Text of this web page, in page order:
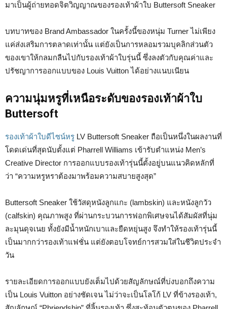
มาเป็นผู้ถ่ายทอดจิตวิญญาณของรองเท้าผ้าใบ Buttersoft Sneaker
บทบาทของ Brand Ambassador ในครั้งนี้ของหนุ่ม Turner ไม่เพียง
แค่ส่งเสริมการตลาดเท่านั้น แต่ยังเป็นการหลอมรวมบุคลิกส่วนตัว
ของเขาให้กลมกลืนไปกับรองเท้าผ้าใบรุ่นนี้ ซึ่งลงตัวกับคุณค่าและ
ปรัชญาการออกแบบของ Louis Vuitton ได้อย่างแนบเนียน
ความนุ่มหรูที่เหนือระดับของรองเท้าผ้าใบ
Buttersoft
รองเท้าผ้าใบดีไซน์หรู LV Buttersoft Sneaker ถือเป็นหนึ่งในผลงานที่
โดดเด่นที่สุดนับตั้งแต่ Pharrell Williams เข้ารับตำแหน่ง Men’s
Creative Director การออกแบบรองเท้ารุ่นนี้ตั้งอยู่บนแนวคิดหลักที่
ว่า “ความหรูหราต้องมาพร้อมความสบายสูงสุด”
Buttersoft Sneaker ใช้วัสดุหนังลูกแกะ (lambskin) และหนังลูกวัว
(calfskin) คุณภาพสูง ที่ผ่านกระบวนการฟอกพิเศษจนได้สัมผัสที่นุ่ม
ละมุนดุจเนย ทั้งยังมีน้ำหนักเบาและยืดหยุ่นสูง จึงทำให้รองเท้ารุ่นนี้
เป็นมากกว่ารองเท้าแฟชั่น แต่ยังตอบโจทย์การสวมใส่ในชีวิตประจำ
วัน
รายละเอียดการออกแบบยังเต็มไปด้วยสัญลักษณ์ที่บ่งบอกถึงความ
เป็น Louis Vuitton อย่างชัดเจน ไม่ว่าจะเป็นโลโก้ LV ที่ข้างรองเท้า,